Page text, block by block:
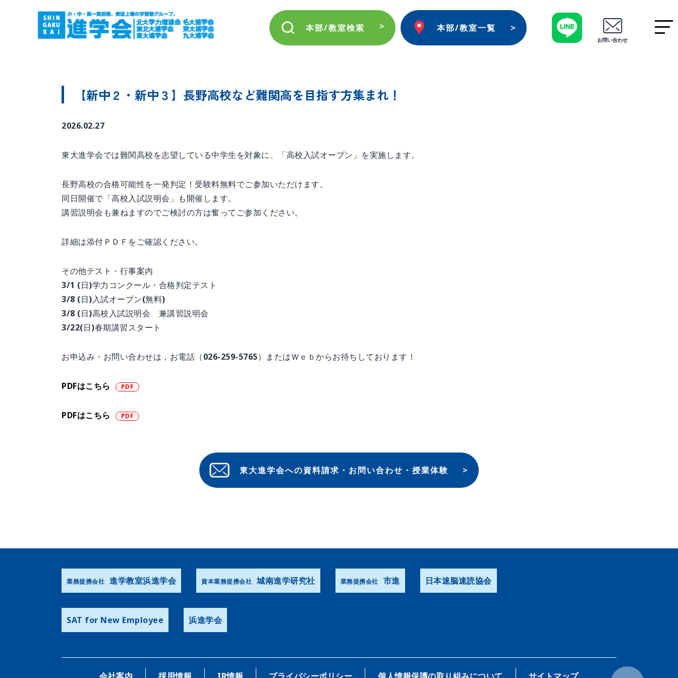
本部/教室検索 本部/教室一覧
お問い合わせ
【新中２・新中３】長野高校など難関高を目指す方集まれ！
2026.02.27
東大進学会では難関高校を志望している中学生を対象に、「高校入試オープン」を実施します。
長野高校の合格可能性を一発判定！受験料無料でご参加いただけます。
同日開催で「高校入試説明会」も開催します。
講習説明会も兼ねますのでご検討の方は奮ってご参加ください。
詳細は添付ＰＤＦをご確認ください。
その他テスト・行事案内
3/1 (日)学力コンクール・合格判定テスト
3/8 (日)入試オープン(無料)
3/8 (日)高校入試説明会 兼講習説明会
3/22(日)春期講習スタート
お申込み・お問い合わせは，お電話（026-259-5765）またはＷｅｂからお待ちしております！
PDFはこちら
PDFはこちら
東大進学会への資料請求・お問い合わせ・授業体験
業務提携会社 進学教室浜進学会 資本業務提携会社 城南進学研究社 業務提携会社 市進 日本速脳速読協会
SAT for New Employee 浜進学会